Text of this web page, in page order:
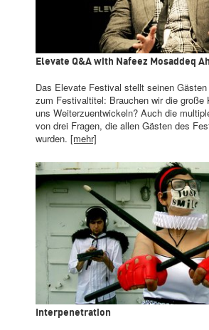
Elevate Q&A with Nafeez Mosaddeq
Das Elevate Festival stellt seinen
zum Festivaltitel: Brauchen wir die große
uns Weiterzuentwickeln? Auch die
von drei Fragen, die allen Gästen des
wurden. [mehr]
Interpenetration